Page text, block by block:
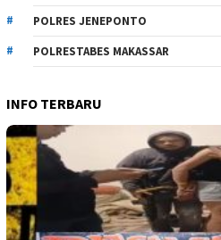
POLRES JENEPONTO
POLRESTABES MAKASSAR
INFO TERBARU